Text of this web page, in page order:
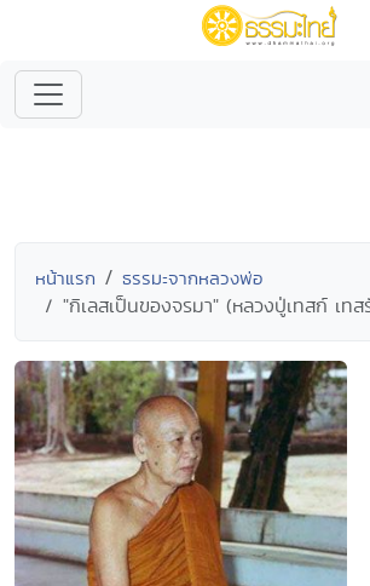
หน้าแรก ธรรมะจากหลวงพ่อ
"กิเลสเป็นของจรมา" (หลวงปู่เทสก์ เทส